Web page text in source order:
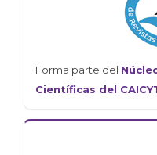
Forma parte del
Científicas del